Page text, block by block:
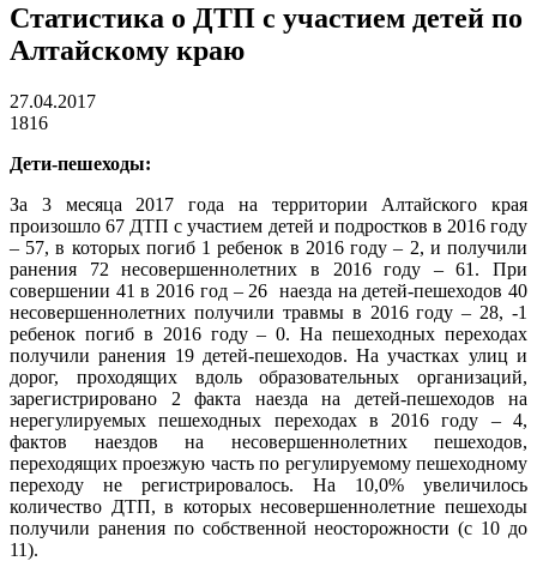
Статистика о ДТП с участием детей по
Алтайскому краю
27.04.2017
1816
Дети-пешеходы:
За 3 месяца 2017 года на территории Алтайского края
произошло 67 ДТП с участием детей и подростков в 2016 году
– 57, в которых погиб 1 ребенок в 2016 году – 2, и получили
ранения 72 несовершеннолетних в 2016 году – 61. При
совершении 41 в 2016 год – 26 наезда на детей-пешеходов 40
несовершеннолетних получили травмы в 2016 году – 28, -1
ребенок погиб в 2016 году – 0. На пешеходных переходах
получили ранения 19 детей-пешеходов. На участках улиц и
дорог, проходящих вдоль образовательных организаций,
зарегистрировано 2 факта наезда на детей-пешеходов на
нерегулируемых пешеходных переходах в 2016 году – 4,
фактов наездов на несовершеннолетних пешеходов,
переходящих проезжую часть по регулируемому пешеходному
переходу не регистрировалось. На 10,0% увеличилось
количество ДТП, в которых несовершеннолетние пешеходы
получили ранения по собственной неосторожности (с 10 до
11).